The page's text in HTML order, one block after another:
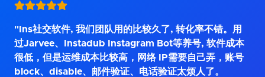
"Ins社交软件, 我们团队用的比较久了, 转化率不错。用
过Jarvee、Instadub Instagram Bot等养号, 软件成本
很低，但是运维成本比较高，网络 IP需要自己弄，账号
block、disable、邮件验证、电话验证太烦人了。